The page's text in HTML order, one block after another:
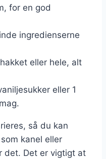
for en god
ingredienserne
eller hele, alt
eller 1
så du kan
kanel eller
det. Det er vigtigt at